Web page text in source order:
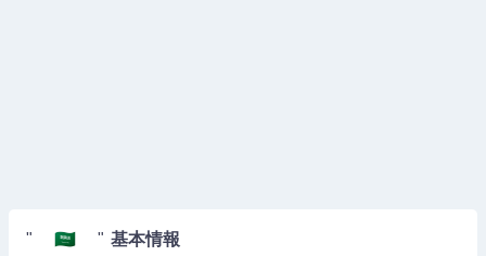
" 🇸🇦 " 基本情報